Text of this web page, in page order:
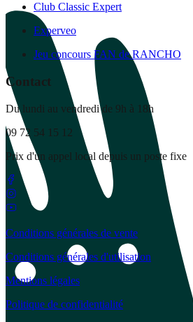
Club Classic Expert
Experveo
Jeu concours FAN de RANCHO
Contact
Du lundi au vendredi de 9h à 18h
09 72 54 15 12
Prix d'un appel local depuis un poste fixe
Conditions générales de vente
Conditions générales d'utilisation
Mentions légales
Politique de confidentialité